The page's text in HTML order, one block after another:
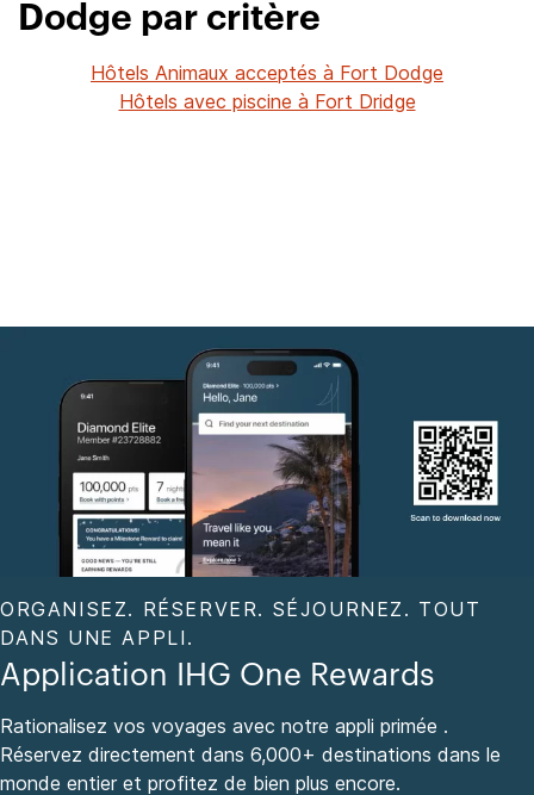
Dodge par critère
Hôtels Animaux acceptés à Fort Dodge
Hôtels avec piscine à Fort Dridge
ORGANISEZ. RÉSERVER. SÉJOURNEZ. TOUT
DANS UNE APPLI.
Application IHG One Rewards
Rationalisez vos voyages avec notre appli primée .
Réservez directement dans 6,000+ destinations dans le
monde entier et profitez de bien plus encore.